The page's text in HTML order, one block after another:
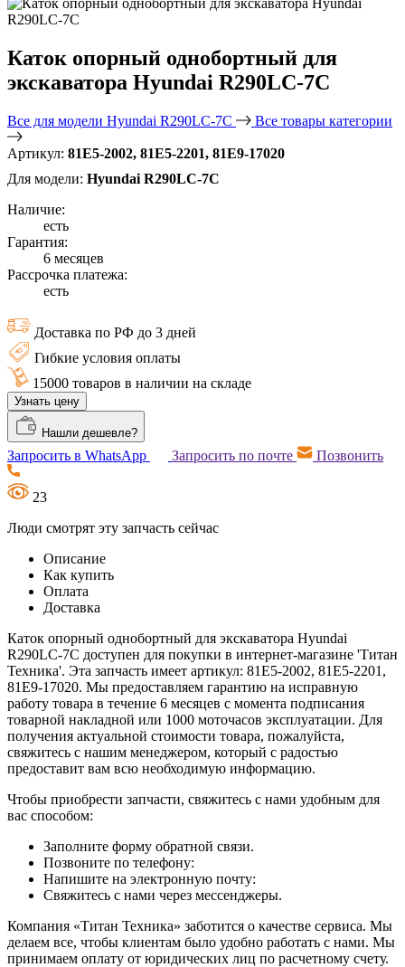
Каток опорный однобортный для
экскаватора Hyundai R290LC-7C
Все для модели Hyundai R290LC-7C Все товары категории
Артикул: 81E5-2002, 81E5-2201, 81E9-17020
Для модели: Hyundai R290LC-7C
Наличие:
есть
Гарантия:
6 месяцев
Рассрочка платежа:
есть
Доставка по РФ до 3 дней
Гибкие условия оплаты
15000 товаров в наличии на складе
Узнать цену
Нашли дешевле?
Запросить в WhatsApp Запросить по почте Позвонить
23
Люди смотрят эту запчасть сейчас
Описание
Как купить
Оплата
Доставка
Каток опорный однобортный для экскаватора Hyundai
R290LC-7C доступен для покупки в интернет-магазине 'Титан
Техника'. Эта запчасть имеет артикул: 81E5-2002, 81E5-2201,
81E9-17020. Мы предоставляем гарантию на исправную
работу товара в течение 6 месяцев с момента подписания
товарной накладной или 1000 моточасов эксплуатации. Для
получения актуальной стоимости товара, пожалуйста,
свяжитесь с нашим менеджером, который с радостью
предоставит вам всю необходимую информацию.
Чтобы приобрести запчасти, свяжитесь с нами удобным для
вас способом:
Заполните форму обратной связи.
Позвоните по телефону:
Напишите на электронную почту:
Свяжитесь с нами через мессенджеры.
Компания «Титан Техника» заботится о качестве сервиса. Мы
делаем все, чтобы клиентам было удобно работать с нами. Мы
принимаем оплату от юридических лиц по расчетному счету.